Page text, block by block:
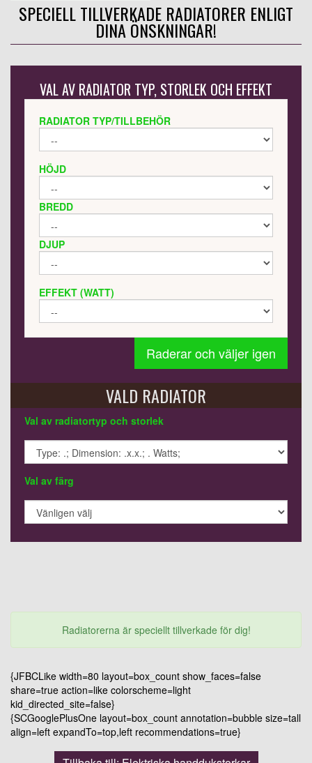
SPECIELL TILLVERKADE RADIATORER ENLIGT
DINA ÖNSKNINGAR!
VAL AV RADIATOR TYP, STORLEK OCH EFFEKT
RADIATOR TYP/TILLBEHÖR
HÖJD
BREDD
DJUP
EFFEKT (WATT)
Raderar och väljer igen
VALD RADIATOR
Val av radiatortyp och storlek
Val av färg
Radiatorerna är speciellt tillverkade för dig!
{JFBCLike width=80 layout=box_count show_faces=false
share=true action=like colorscheme=light
kid_directed_site=false}
{SCGooglePlusOne layout=box_count annotation=bubble size=tall
align=left expandTo=top,left recommendations=true}